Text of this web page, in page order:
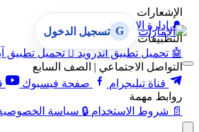
الإشعارات
🔔 إدارة الإشعارات
التطبيقات
🤖 تحميل تطبيق أندرويد  تحميل تطبيق
التواصل الاجتماعي | الصف السابع
قناة تيليجرام
صفحة فيسبوك
روابط مهمة
📄 شروط الاستخدام 🔒 سياسة
G تسجيل الدخول